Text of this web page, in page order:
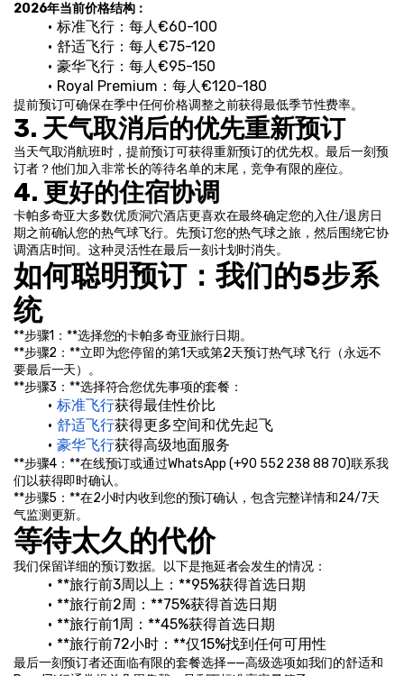
2026年当前价格结构：
标准飞行：每人€60-100
舒适飞行：每人€75-120
豪华飞行：每人€95-150
Royal Premium：每人€120-180
提前预订可确保在季中任何价格调整之前获得最低季节性费率。
3. 天气取消后的优先重新预订
当天气取消航班时，提前预订可获得重新预订的优先权。最后一刻预
订者？他们加入非常长的等待名单的末尾，竞争有限的座位。
4. 更好的住宿协调
卡帕多奇亚大多数优质洞穴酒店更喜欢在最终确定您的入住/退房日
期之前确认您的热气球飞行。先预订您的热气球之旅，然后围绕它协
调酒店时间。这种灵活性在最后一刻计划时消失。
如何聪明预订：我们的5步系
统
**步骤1：**选择您的卡帕多奇亚旅行日期。
**步骤2：**立即为您停留的第1天或第2天预订热气球飞行（永远不
要最后一天）。
**步骤3：**选择符合您优先事项的套餐：
标准飞行获得最佳性价比
舒适飞行获得更多空间和优先起飞
豪华飞行获得高级地面服务
**步骤4：**在线预订或通过WhatsApp (+90 552 238 88 70)联系我
们以获得即时确认。
**步骤5：**在2小时内收到您的预订确认，包含完整详情和24/7天
气监测更新。
等待太久的代价
我们保留详细的预订数据。以下是拖延者会发生的情况：
**旅行前3周以上：**95%获得首选日期
**旅行前2周：**75%获得首选日期
**旅行前1周：**45%获得首选日期
**旅行前72小时：**仅15%找到任何可用性
最后一刻预订者还面临有限的套餐选择——高级选项如我们的舒适和